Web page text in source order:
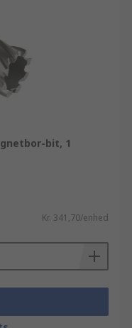
bit, 1
Kr. 341,70/enhed